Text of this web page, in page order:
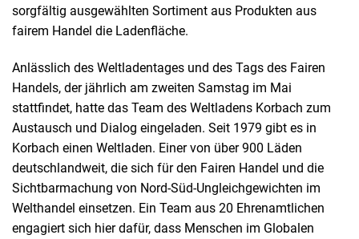
sorgfältig ausgewählten Sortiment aus Produkten aus
fairem Handel die Ladenfläche.
Anlässlich des Weltladentages und des Tags des Fairen
Handels, der jährlich am zweiten Samstag im Mai
stattfindet, hatte das Team des Weltladens Korbach zum
Austausch und Dialog eingeladen. Seit 1979 gibt es in
Korbach einen Weltladen. Einer von über 900 Läden
deutschlandweit, die sich für den Fairen Handel und die
Sichtbarmachung von Nord-Süd-Ungleichgewichten im
Welthandel einsetzen. Ein Team aus 20 Ehrenamtlichen
engagiert sich hier dafür, dass Menschen im Globalen